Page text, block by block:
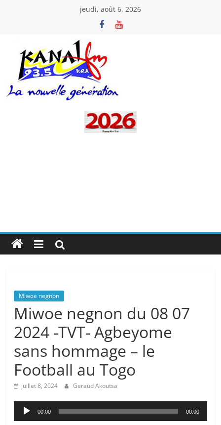
jeudi, août 6, 2026
Kanal
Miwoe negnon
Miwoe negnon du 08 07
2024 -TVT- Agbeyome
sans hommage – le
Football au Togo
juillet 8, 2024 Geraud Akoutsa
Lecteur
audio
00:00 00:00